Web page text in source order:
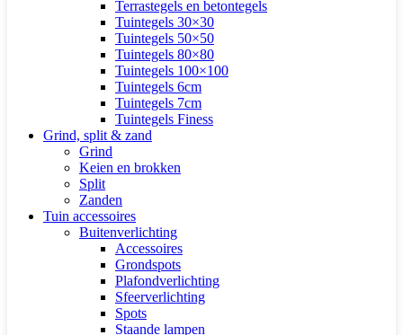
Terrastegels en betontegels
Tuintegels 30×30
Tuintegels 50×50
Tuintegels 80×80
Tuintegels 100×100
Tuintegels 6cm
Tuintegels 7cm
Tuintegels Finess
Grind, split & zand
Grind
Keien en brokken
Split
Zanden
Tuin accessoires
Buitenverlichting
Accessoires
Grondspots
Plafondverlichting
Sfeerverlichting
Spots
Staande lampen